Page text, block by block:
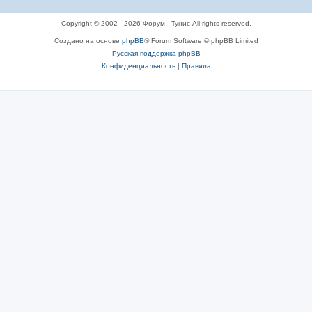
Copyright © 2002 - 2026 Форум - Тунис All rights reserved.
Создано на основе phpBB® Forum Software © phpBB Limited
Русская поддержка phpBB
Конфиденциальность| Правила